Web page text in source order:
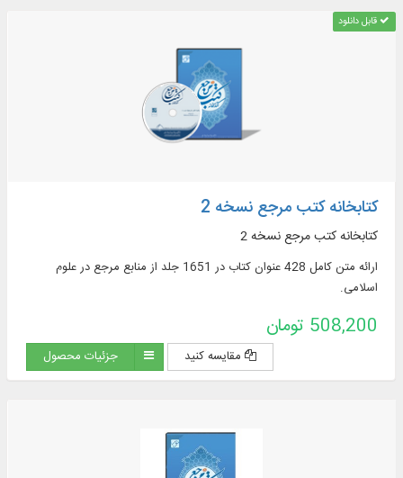
قابل دانلود
کتابخانه کتب مرجع نسخه 2
کتابخانه کتب مرجع نسخه 2
ارائه متن کامل 428 عنوان کتاب در 1651 جلد از منابع مرجع در علوم
اسلامی.
508,200 تومان
مقایسه کنید جزئیات محصول